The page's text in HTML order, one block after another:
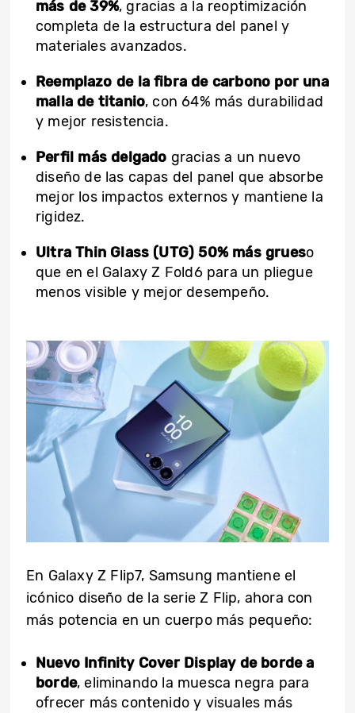
más de 39%, gracias a la reoptimización
completa de la estructura del panel y
materiales avanzados.
Reemplazo de la fibra de carbono por una
malla de titanio, con 64% más durabilidad
y mejor resistencia.
Perfil más delgado gracias a un nuevo
diseño de las capas del panel que absorbe
mejor los impactos externos y mantiene la
rigidez.
Ultra Thin Glass (UTG) 50% más grueso
que en el Galaxy Z Fold6 para un pliegue
menos visible y mejor desempeño.
En Galaxy Z Flip7, Samsung mantiene el
icónico diseño de la serie Z Flip, ahora con
más potencia en un cuerpo más pequeño:
Nuevo Infinity Cover Displayde borde a
borde, eliminando la muesca negra para
ofrecer más contenido y visuales más